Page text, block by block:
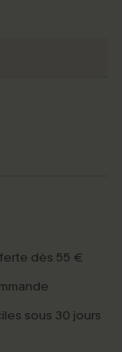
dès 55 €
sous 30 jours